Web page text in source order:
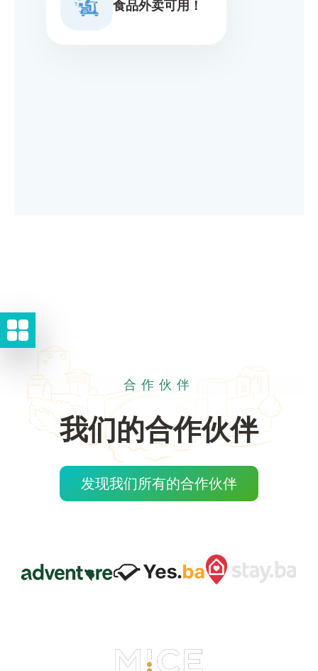
食品外卖可用！
合作伙伴
我们的合作伙伴
发现我们所有的合作伙伴